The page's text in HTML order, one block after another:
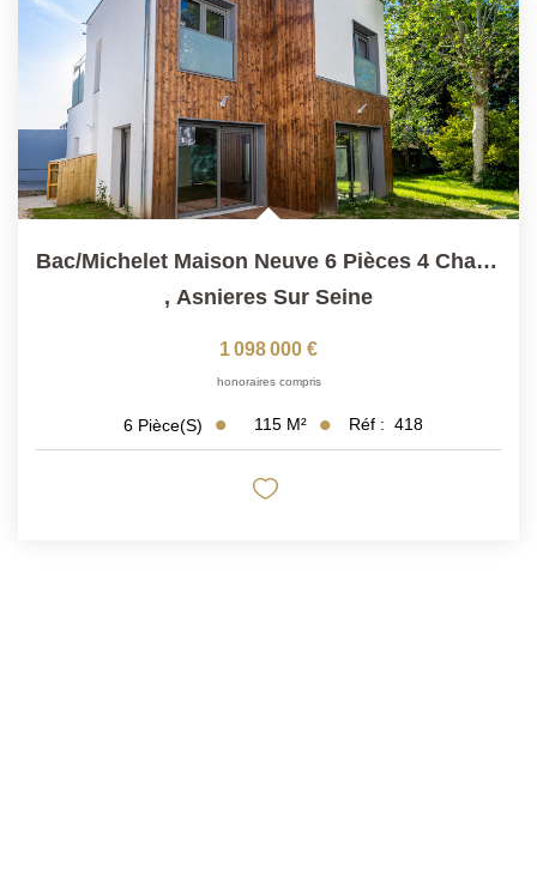
Bac/Michelet Maison Neuve 6 Pièces 4 Chambres Jardin De...
, Asnieres Sur Seine
1 098 000 €
honoraires compris
6 Pièce(s) 115 M² Réf : 418